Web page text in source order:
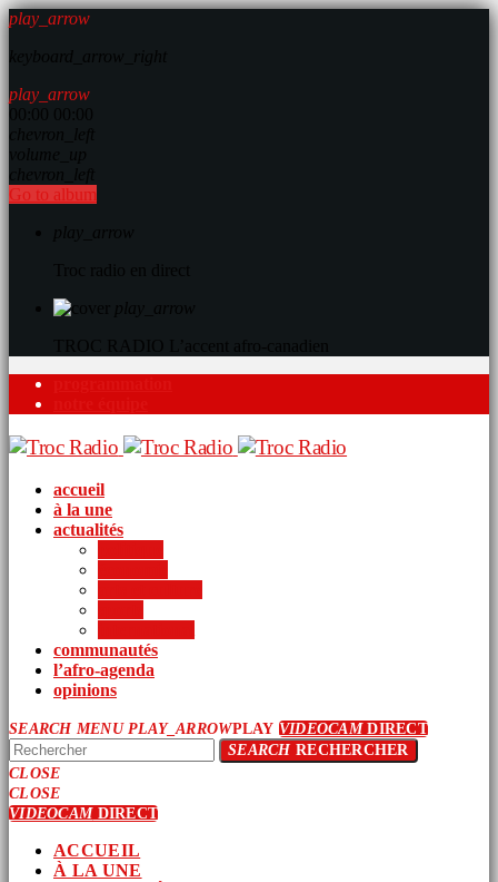
play_arrow
play_arrow
Go to album
accueil
à la une
actualités
communautés
l’afro-agenda
opinions
SEARCH MENU PLAY_ARROWPLAY VIDEOCAMDIRECT
SEARCHRECHERCHER
CLOSE
CLOSE
VIDEOCAMDIRECT
ACCUEIL
À LA UNE